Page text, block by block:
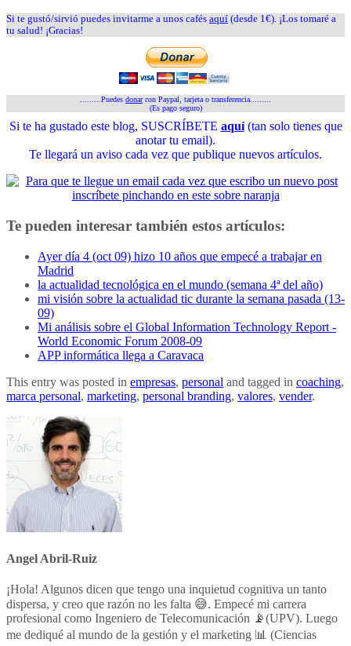
Si te gustó/sirvió puedes invitarme a unos cafés aquí (desde 1€). ¡Los tomaré a
tu salud! ¡Gracias!
.........Puedes donarcon Paypal, tarjeta o transferencia.........
(Es pago seguro)
Si te ha gustado este blog, SUSCRÍBETE aquí(tan solo tienes que
anotar tu email).
Te llegará un aviso cada vez que publique nuevos artículos.
Te pueden interesar también estos artículos:
Ayer día 4 (oct 09) hizo 10 años que empecé a trabajar en
Madrid
la actualidad tecnológica en el mundo (semana 4ª del año)
mi visión sobre la actualidad tic durante la semana pasada (13-
09)
Mi análisis sobre el Global Information Technology Report -
World Economic Forum 2008-09
APP informática llega a Caravaca
This entry was posted in empresas, personal and tagged in coaching,
marca personal, marketing, personal branding, valores, vender.
Angel Abril-Ruiz
¡Hola! Algunos dicen que tengo una inquietud cognitiva un tanto
dispersa, y creo que razón no les falta 😅. Empecé mi carrera
profesional como Ingeniero de Telecomunicación 📡(UPV). Luego
me dediqué al mundo de la gestión y el marketing 📊 (Ciencias